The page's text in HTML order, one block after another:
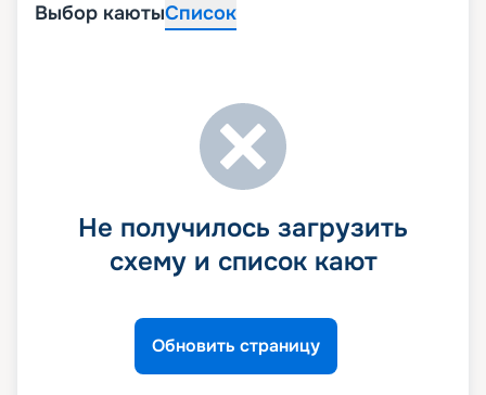
Выбор каютыСписок
Не получилось загрузить
схему и список кают
Обновить страницу